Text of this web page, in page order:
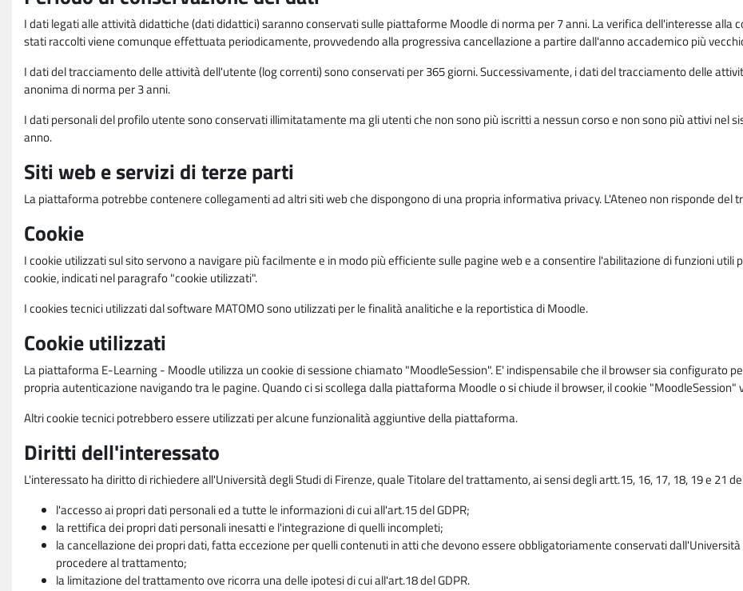
I dati legati alle attività didattiche (dati didattici) saranno conservati sulle piattaforme Moodle di norma per 7 anni. La verifica dell'interesse alla
stati raccolti viene comunque effettuata periodicamente, provvedendo alla progressiva cancellazione a partire dall'anno accademico più
I dati del tracciamento delle attività dell'utente (log correnti) sono conservati per 365 giorni. Successivamente, i dati del tracciamento delle
anonima di norma per 3 anni.
I dati personali del profilo utente sono conservati illimitatamente ma gli utenti che non sono più iscritti a nessun corso e non sono più attivi nel
anno.
Siti web e servizi di terze parti
La piattaforma potrebbe contenere collegamenti ad altri siti web che dispongono di una propria informativa privacy. L'Ateneo non risponde
Cookie
I cookie utilizzati sul sito servono a navigare più facilmente e in modo più efficiente sulle pagine web e a consentire l'abilitazione di funzioni
cookie, indicati nel paragrafo "cookie utilizzati".
I cookies tecnici utilizzati dal software MATOMO sono utilizzati per le finalità analitiche e la reportistica di Moodle.
Cookie utilizzati
La piattaforma E-Learning - Moodle utilizza un cookie di sessione chiamato "MoodleSession". E' indispensabile che il browser sia configurato
propria autenticazione navigando tra le pagine. Quando ci si scollega dalla piattaforma Moodle o si chiude il browser, il cookie "MoodleSession"
Altri cookie tecnici potrebbero essere utilizzati per alcune funzionalità aggiuntive della piattaforma.
Diritti dell'interessato
L'interessato ha diritto di richiedere all'Università degli Studi di Firenze, quale Titolare del trattamento, ai sensi degli artt.15, 16, 17, 18, 19 e 21
l'accesso ai propri dati personali ed a tutte le informazioni di cui all'art.15 del GDPR;
la rettifica dei propri dati personali inesatti e l'integrazione di quelli incompleti;
la cancellazione dei propri dati, fatta eccezione per quelli contenuti in atti che devono essere obbligatoriamente conservati
procedere al trattamento;
la limitazione del trattamento ove ricorra una delle ipotesi di cui all'art.18 del GDPR.